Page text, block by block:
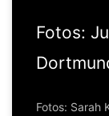
Fotos:
Fotos: Sarah